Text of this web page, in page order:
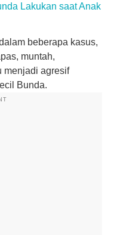
Lakukan saat Anak
beberapa kasus,
muntah,
menjadi agresif
Bunda.